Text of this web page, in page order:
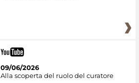
09/06/2026
Alla scoperta del ruolo del curatore